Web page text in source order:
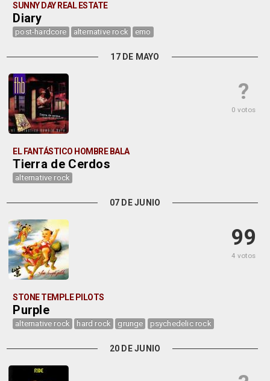
SUNNY DAY REAL ESTATE
Diary
post-hardcore alternative rock emo
17 DE MAYO
?
0 votos
EL FANTÁSTICO HOMBRE BALA
Tierra de Cerdos
alternative rock
07 DE JUNIO
99
4 votos
STONE TEMPLE PILOTS
Purple
alternative rock hard rock grunge psychedelic rock
20 DE JUNIO